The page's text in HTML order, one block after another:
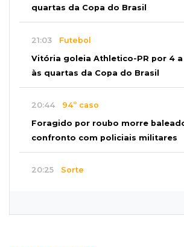
quartas da Copa do Brasil
21:03 Futebol
Vitória goleia Athletico-PR por 4 a
às quartas da Copa do Brasil
20:44 94º caso
Foragido por roubo morre
confronto com policiais militares
20:25 Sorte